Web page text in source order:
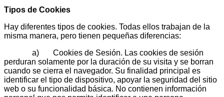
Tipos de Cookies
Hay diferentes tipos de cookies. Todas ellos trabajan de la
misma manera, pero tienen pequeñas diferencias:
a) Cookies de Sesión. Las cookies de sesión
perduran solamente por la duración de su visita y se borran
cuando se cierra el navegador. Su finalidad principal es
identificar el tipo de dispositivo, apoyar la seguridad del sitio
web o su funcionalidad básica. No contienen información